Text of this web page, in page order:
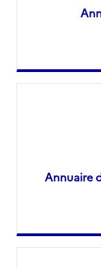
Annuaire